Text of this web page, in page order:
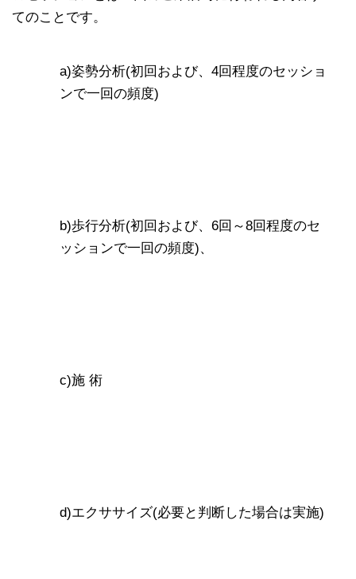
てのことです。
a)姿勢分析(初回および、4回程度のセッショ
ンで一回の頻度)
b)歩行分析(初回および、6回～8回程度のセ
ッションで一回の頻度)、
c)施 術
d)エクササイズ(必要と判断した場合は実施)